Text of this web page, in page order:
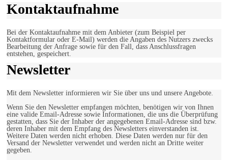
Kontaktaufnahme
Bei der Kontaktaufnahme mit dem Anbieter (zum Beispiel per
Kontaktformular oder E-Mail) werden die Angaben des Nutzers zwecks
Bearbeitung der Anfrage sowie für den Fall, dass Anschlussfragen
entstehen, gespeichert.
Newsletter
Mit dem Newsletter informieren wir Sie über uns und unsere Angebote.
Wenn Sie den Newsletter empfangen möchten, benötigen wir von Ihnen
eine valide Email-Adresse sowie Informationen, die uns die Überprüfung
gestatten, dass Sie der Inhaber der angegebenen Email-Adresse sind bzw.
deren Inhaber mit dem Empfang des Newsletters einverstanden ist.
Weitere Daten werden nicht erhoben. Diese Daten werden nur für den
Versand der Newsletter verwendet und werden nicht an Dritte weiter
gegeben.